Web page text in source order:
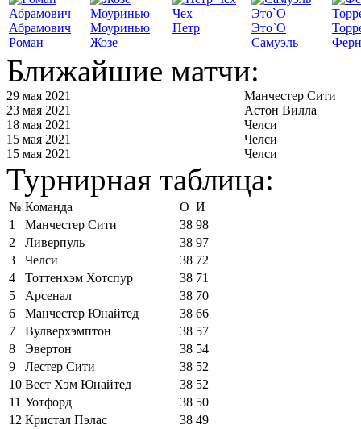
Абрамович
Роман
Моуринью
Жозе
Чех
Петр
Это`О
Самуэль
Ближайшие матчи:
29 мая 2021
Манчестер Сити
23 мая 2021
Астон Вилла
18 мая 2021
Челси
15 мая 2021
Челси
15 мая 2021
Челси
Турнирная таблица:
№ Команда О И
1
Манчестер Сити 38 98
2
Ливерпуль 38 97
3
Челси 38 72
4
Тоттенхэм Хотспур 38 71
5
Арсенал 38 70
6
Манчестер Юнайтед 38 66
7
Вулверхэмптон 38 57
8
Эвертон 38 54
9
Лестер Сити 38 52
10 Вест Хэм Юнайтед 38 52
11 Уотфорд 38 50
12 Кристал Пэлас 38 49